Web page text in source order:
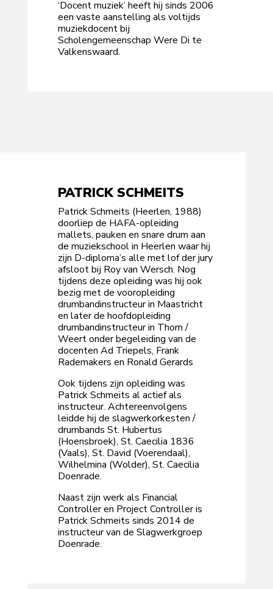
‘Docent muziek’ heeft hij sinds 2006
een vaste aanstelling als voltijds
muziekdocent bij
Scholengemeenschap Were Di te
Valkenswaard.
PATRICK SCHMEITS
Patrick Schmeits (Heerlen, 1988)
doorliep de HAFA-opleiding
mallets, pauken en snare drum aan
de muziekschool in Heerlen waar hij
zijn D-diploma’s alle met lof der jury
afsloot bij Roy van Wersch. Nog
tijdens deze opleiding was hij ook
bezig met de vooropleiding
drumbandinstructeur in Maastricht
en later de hoofdopleiding
drumbandinstructeur in Thorn /
Weert onder begeleiding van de
docenten Ad Triepels, Frank
Rademakers en Ronald Gerards
Ook tijdens zijn opleiding was
Patrick Schmeits al actief als
instructeur. Achtereenvolgens
leidde hij de slagwerkorkesten /
drumbands St. Hubertus
(Hoensbroek), St. Caecilia 1836
(Vaals), St. David (Voerendaal),
Wilhelmina (Wolder), St. Caecilia
Doenrade.
Naast zijn werk als Financial
Controller en Project Controller is
Patrick Schmeits sinds 2014 de
instructeur van de Slagwerkgroep
Doenrade.